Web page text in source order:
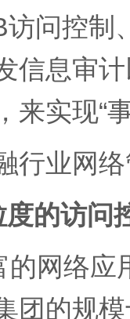
访问控
信息审
实现“
行业网
的访问
网络
团的规